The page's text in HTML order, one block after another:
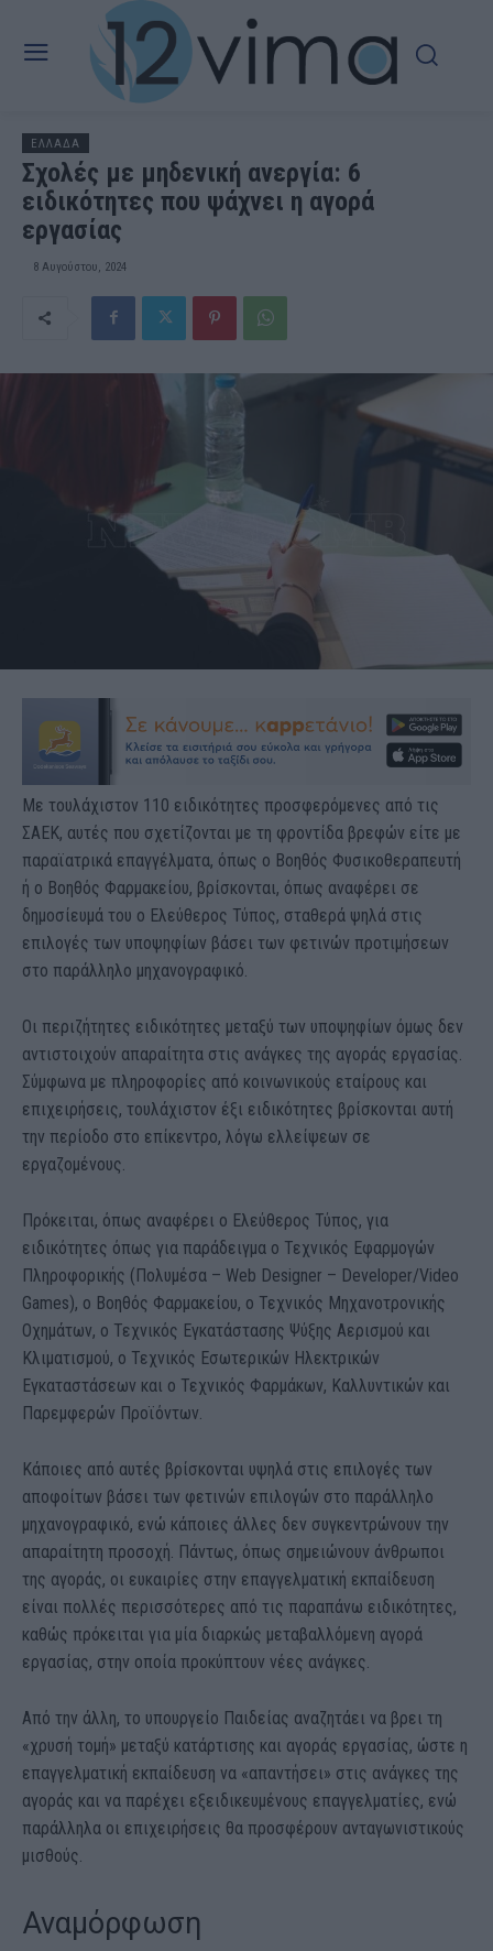
ΕΛΛΑΔΑ
Σχολές με μηδενική ανεργία: 6
ειδικότητες που ψάχνει η αγορά
εργασίας
8 Αυγούστου, 2024
Με τουλάχιστον 110 ειδικότητες προσφερόμενες από τις
ΣΑΕΚ, αυτές που σχετίζονται με τη φροντίδα βρεφών είτε με
παραϊατρικά επαγγέλματα, όπως ο Βοηθός Φυσικοθεραπευτή
ή ο Βοηθός Φαρμακείου, βρίσκονται, όπως αναφέρει σε
δημοσίευμά του ο Ελεύθερος Τύπος, σταθερά ψηλά στις
επιλογές των υποψηφίων βάσει των φετινών προτιμήσεων
στο παράλληλο μηχανογραφικό.
Οι περιζήτητες ειδικότητες μεταξύ των υποψηφίων όμως δεν
αντιστοιχούν απαραίτητα στις ανάγκες της αγοράς εργασίας.
Σύμφωνα με πληροφορίες από κοινωνικούς εταίρους και
επιχειρήσεις, τουλάχιστον έξι ειδικότητες βρίσκονται αυτή
την περίοδο στο επίκεντρο, λόγω ελλείψεων σε
εργαζομένους.
Πρόκειται, όπως αναφέρει ο Ελεύθερος Τύπος, για
ειδικότητες όπως για παράδειγμα ο Τεχνικός Εφαρμογών
Πληροφορικής (Πολυμέσα – Web Designer – Developer/Video
Games), ο Βοηθός Φαρμακείου, ο Τεχνικός Μηχανοτρονικής
Οχημάτων, ο Τεχνικός Εγκατάστασης Ψύξης Αερισμού και
Κλιματισμού, ο Τεχνικός Εσωτερικών Ηλεκτρικών
Εγκαταστάσεων και ο Τεχνικός Φαρμάκων, Καλλυντικών και
Παρεμφερών Προϊόντων.
Κάποιες από αυτές βρίσκονται υψηλά στις επιλογές των
αποφοίτων βάσει των φετινών επιλογών στο παράλληλο
μηχανογραφικό, ενώ κάποιες άλλες δεν συγκεντρώνουν την
απαραίτητη προσοχή. Πάντως, όπως σημειώνουν άνθρωποι
της αγοράς, οι ευκαιρίες στην επαγγελματική εκπαίδευση
είναι πολλές περισσότερες από τις παραπάνω ειδικότητες,
καθώς πρόκειται για μία διαρκώς μεταβαλλόμενη αγορά
εργασίας, στην οποία προκύπτουν νέες ανάγκες.
Από την άλλη, το υπουργείο Παιδείας αναζητάει να βρει τη
«χρυσή τομή» μεταξύ κατάρτισης και αγοράς εργασίας, ώστε η
επαγγελματική εκπαίδευση να «απαντήσει» στις ανάγκες της
αγοράς και να παρέχει εξειδικευμένους επαγγελματίες, ενώ
παράλληλα οι επιχειρήσεις θα προσφέρουν ανταγωνιστικούς
μισθούς.
Αναμόρφωση